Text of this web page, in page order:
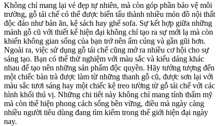
Không chỉ mang lại vẻ đẹp tự nhiên, mà còn góp phần bảo vệ môi
trường, gỗ tái chế có thể được biến tấu thành nhiều món đồ nội thất
độc đáo như bàn ăn, kệ sách hay ghế sofa. Sự kết hợp giữa những
mảnh gỗ cũ với thiết kế hiện đại không chỉ tạo ra sự mới lạ mà còn
khiến không gian sống của bạn trở nên ấm cúng và gần gũi hơn.
Ngoài ra, việc sử dụng gỗ tái chế cũng mở ra nhiều cơ hội cho sự
sáng tạo. Bạn có thể thử nghiệm với màu sắc và kiểu dáng khác
nhau để tạo nên những sản phẩm độc quyền. Hãy tưởng tượng đến
một chiếc bàn trà được làm từ những thanh gỗ cũ, được sơn lại với
màu sắc tươi sáng hay một chiếc kệ treo tường từ gỗ tái chế với các
hình khối thú vị. Những chi tiết này không chỉ mang tính thẩm mỹ
mà còn thể hiện phong cách sống bền vững, điều mà ngày càng
nhiều người tiêu dùng đang tìm kiếm trong thế giới hiện đại ngày
nay.